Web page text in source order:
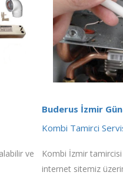
ve
Buderus İzmir
Kombi Tamirci
Kombi İzmir tamircisi
internet sitemiz